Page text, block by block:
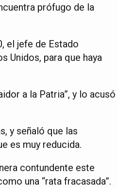
prófugo de la
el jefe de Estado
Unidos, para que haya
a la Patria”, y lo acusó
y señaló que las
es muy reducida.
contundente este
una “rata fracasada”.